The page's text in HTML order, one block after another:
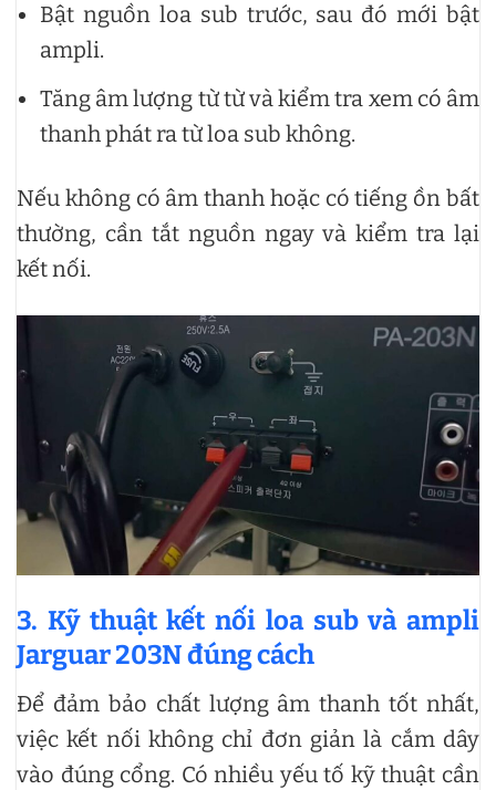
Bật nguồn loa sub trước, sau đó mới bật
ampli.
Tăng âm lượng từ từ và kiểm tra xem có âm
thanh phát ra từ loa sub không.
Nếu không có âm thanh hoặc có tiếng ồn bất
thường, cần tắt nguồn ngay và kiểm tra lại
kết nối.
3. Kỹ thuật kết nối loa sub và ampli
Jarguar 203N đúng cách
Để đảm bảo chất lượng âm thanh tốt nhất,
việc kết nối không chỉ đơn giản là cắm dây
vào đúng cổng. Có nhiều yếu tố kỹ thuật cần